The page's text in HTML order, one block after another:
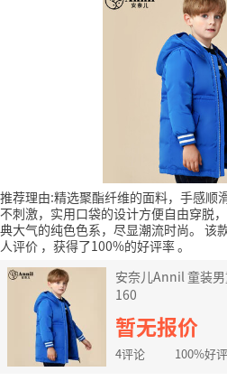
推荐理由:精选聚酯纤维的面料，手感顺
不刺激，实用口袋的设计方便自由穿脱
典大气的纯色色系，尽显潮流时尚。 该
人评价 ，获得了100%的好评率。
安奈儿Annil 童装
160
暂无报价
4评论 100%好评